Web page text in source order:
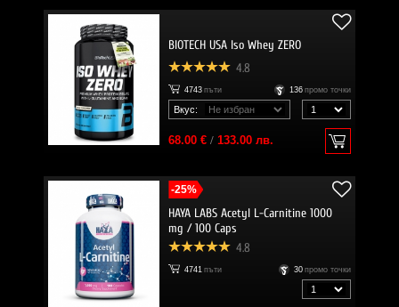
BIOTECH USA Iso Whey ZERO
4.8
4743 пъти 136 промо точки
Вкус:
68.00 €/ 133.00 лв.
-25%
HAYA LABS Acetyl L-Carnitine 1000
mg / 100 Caps
4.8
4741 пъти 30 промо точки